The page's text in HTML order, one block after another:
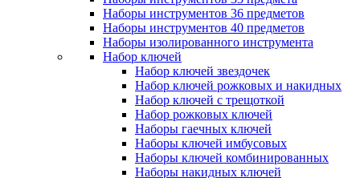
Наборы инструментов 36 предметов
Наборы инструментов 40 предметов
Наборы изолированного инструмента
Набор ключей
Набор ключей звездочек
Набор ключей рожковых и накидных
Набор ключей с трещоткой
Набор рожковых ключей
Наборы гаечных ключей
Наборы ключей имбусовых
Наборы ключей комбинированных
Наборы накидных ключей